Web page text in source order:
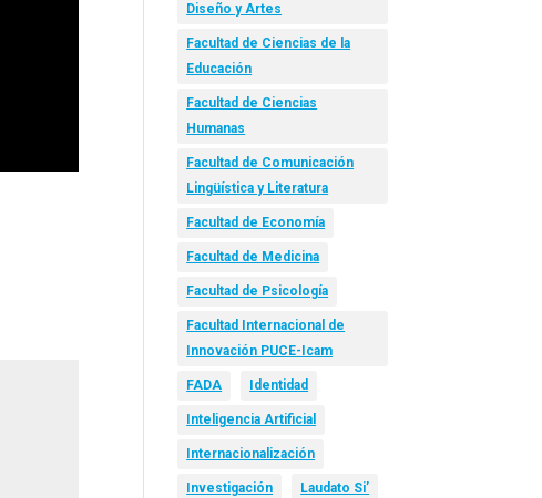
Diseño y Artes
Facultad de Ciencias de la
Educación
Facultad de Ciencias
Humanas
Facultad de Comunicación
Lingüística y Literatura
Facultad de Economía
Facultad de Medicina
Facultad de Psicología
Facultad Internacional de
Innovación PUCE-Icam
FADA Identidad
Inteligencia Artificial
Internacionalización
Investigación Laudato Si’